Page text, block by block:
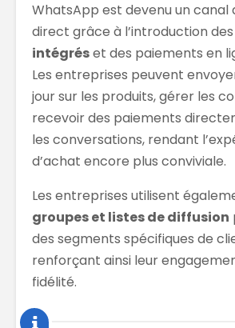
WhatsApp est devenu un canal
direct grâce à l’introduction des
intégréset des paiements en
Les entreprises peuvent
jour sur les produits, gérer les
recevoir des paiements
les conversations, rendant
d’achat encore plus conviviale.
Les entreprises utilisent
groupes et listes de diffusion
des segments spécifiques de
renforçant ainsi leur
fidélité.